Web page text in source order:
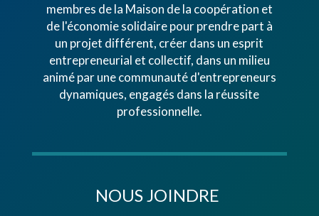
membres de la Maison de la coopération et
de l'économie solidaire pour prendre part à
un projet différent, créer dans un esprit
entrepreneurial et collectif, dans un milieu
animé par une communauté d'entrepreneurs
dynamiques, engagés dans la réussite
professionnelle.
NOUS JOINDRE